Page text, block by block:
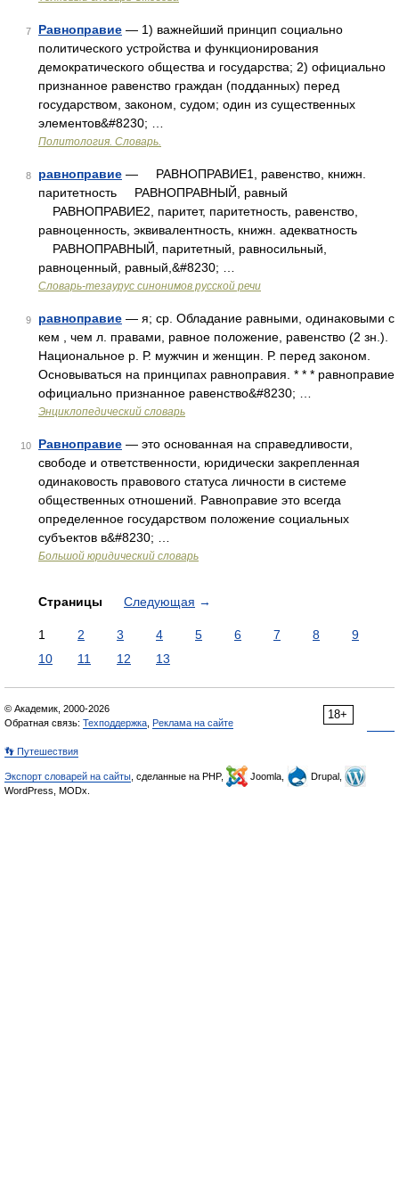
7 Равноправие — 1) важнейший принцип социально
политического устройства и функционирования
демократического общества и государства; 2) официально
признанное равенство граждан (подданных) перед
государством, законом, судом; один из существенных
элементов&#8230; …
Политология. Словарь.
8 равноправие — РАВНОПРАВИЕ1, равенство, книжн.
паритетность РАВНОПРАВНЫЙ, равный
РАВНОПРАВИЕ2, паритет, паритетность, равенство,
равноценность, эквивалентность, книжн. адекватность
РАВНОПРАВНЫЙ, паритетный, равносильный,
равноценный, равный,&#8230; …
Словарь-тезаурус синонимов русской речи
9 равноправие — я; ср. Обладание равными, одинаковыми с
кем , чем л. правами, равное положение, равенство (2 зн.).
Национальное р. Р. мужчин и женщин. Р. перед законом.
Основываться на принципах равноправия. * * * равноправие
официально признанное равенство&#8230; …
Энциклопедический словарь
10 Равноправие — это основанная на справедливости,
свободе и ответственности, юридически закрепленная
одинаковость правового статуса личности в системе
общественных отношений. Равноправие это всегда
определенное государством положение социальных
субъектов в&#8230; …
Большой юридический словарь
Страницы Следующая →
1 2 3 4 5 6 7 8
9
10
11 12 13
18+
© Академик, 2000-2026
Обратная связь: Техподдержка Реклама на сайте
👣 Путешествия
Экспорт словарей на сайты , сделанные на PHP, Joomla,
Drupal,
WordPress, MODx.